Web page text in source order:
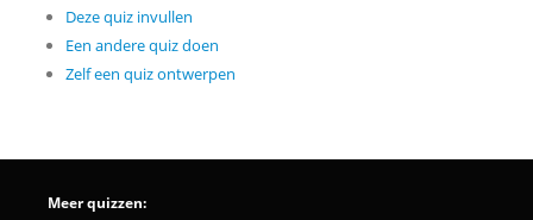
Deze quiz invullen
Een andere quiz doen
Zelf een quiz ontwerpen
Meer quizzen: